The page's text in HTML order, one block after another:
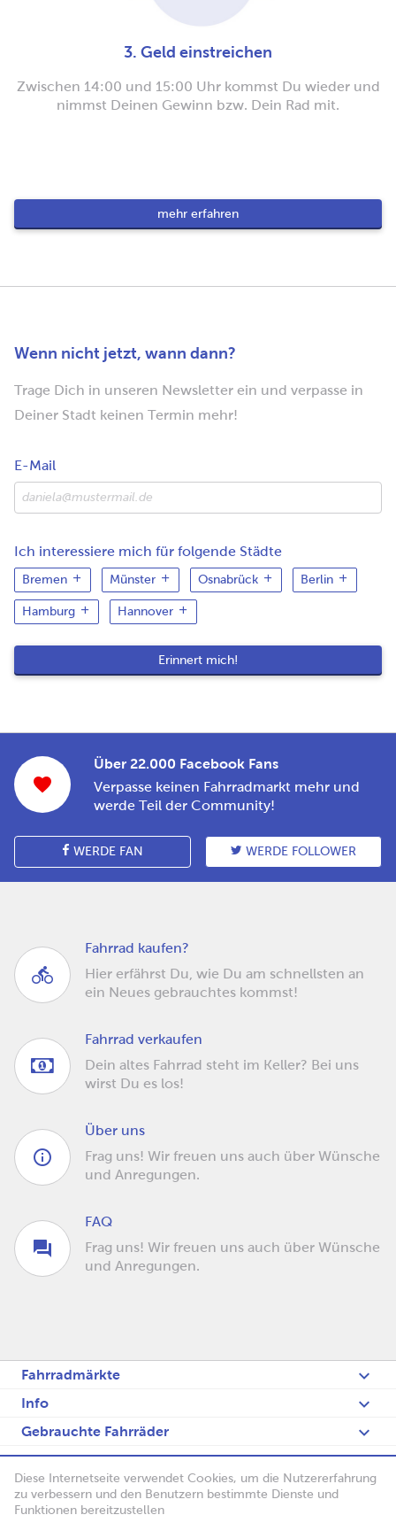
Diese Internetseite verwendet Cookies, um die Nutzererfahrung
zu verbessern und den Benutzern bestimmte Dienste und
Funktionen bereitzustellen
3. Geld einstreichen
Zwischen 14:00 und 15:00 Uhr kommst Du wieder und
nimmst Deinen Gewinn bzw. Dein Rad mit.
mehr erfahren
Wenn nicht jetzt, wann dann?
Trage Dich in unseren Newsletter ein und verpasse in
Deiner Stadt keinen Termin mehr!
E-Mail
Ich interessiere mich für folgende Städte
Bremen Münster Osnabrück Berlin
Hamburg Hannover
Über 22.000 Facebook Fans
Verpasse keinen Fahrradmarkt mehr und
werde Teil der Community!
WERDE FAN WERDE FOLLOWER
Fahrrad kaufen?
Hier erfährst Du, wie Du am schnellsten an
ein Neues gebrauchtes kommst!
Fahrrad verkaufen
Dein altes Fahrrad steht im Keller? Bei uns
wirst Du es los!
Über uns
Frag uns! Wir freuen uns auch über Wünsche
und Anregungen.
FAQ
Frag uns! Wir freuen uns auch über Wünsche
und Anregungen.
Fahrradmärkte
Info
Gebrauchte Fahrräder
Fietsenblog
English